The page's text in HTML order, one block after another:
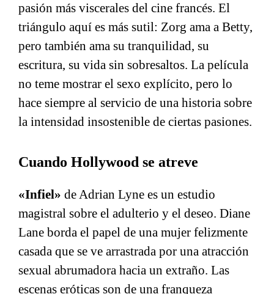
pasión más viscerales del cine francés. El
triángulo aquí es más sutil: Zorg ama a Betty,
pero también ama su tranquilidad, su
escritura, su vida sin sobresaltos. La película
no teme mostrar el sexo explícito, pero lo
hace siempre al servicio de una historia sobre
la intensidad insostenible de ciertas pasiones.
Cuando Hollywood se atreve
«Infiel» de Adrian Lyne es un estudio
magistral sobre el adulterio y el deseo. Diane
Lane borda el papel de una mujer felizmente
casada que se ve arrastrada por una atracción
sexual abrumadora hacia un extraño. Las
escenas eróticas son de una franqueza